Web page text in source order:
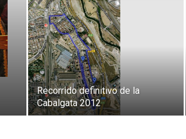
de
Recorrido definitivo de la
Cabalgata 2012